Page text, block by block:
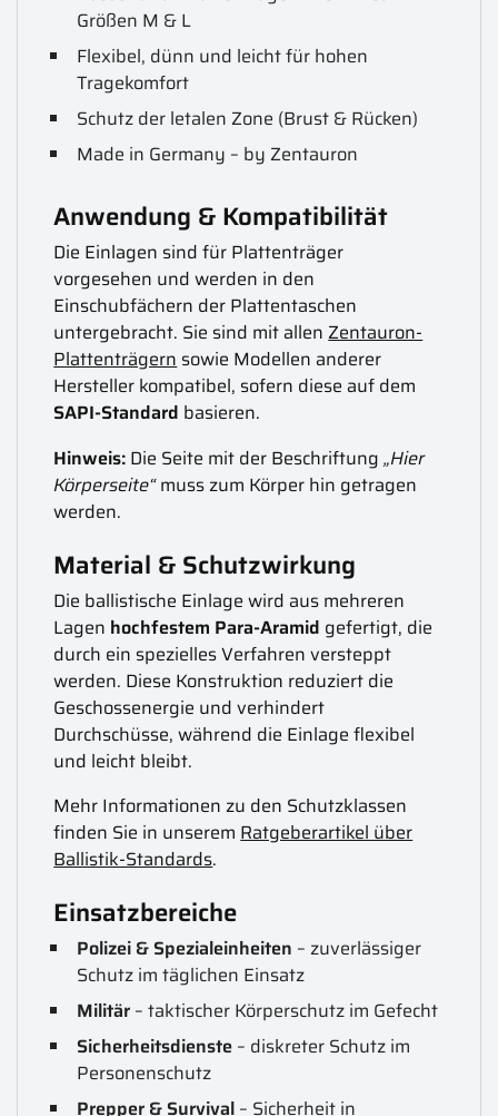
Größen M & L
Flexibel, dünn und leicht für hohen
Tragekomfort
Schutz der letalen Zone (Brust & Rücken)
Made in Germany – by Zentauron
Anwendung & Kompatibilität
Die Einlagen sind für Plattenträger
vorgesehen und werden in den
Einschubfächern der Plattentaschen
untergebracht. Sie sind mit allenZentauron-
Plattenträgernsowie Modellen anderer
Hersteller kompatibel, sofern diese auf dem
SAPI-Standard basieren.
Hinweis: Die Seite mit der Beschriftung„Hier
Körperseite“muss zum Körper hin getragen
werden.
Material & Schutzwirkung
Die ballistische Einlage wird aus mehreren
Lagen hochfestem Para-Aramid gefertigt, die
durch ein spezielles Verfahren versteppt
werden. Diese Konstruktion reduziert die
Geschossenergie und verhindert
Durchschüsse, während die Einlage flexibel
und leicht bleibt.
Mehr Informationen zu den Schutzklassen
finden Sie in unserem Ratgeberartikel über
Ballistik-Standards.
Einsatzbereiche
Polizei & Spezialeinheiten – zuverlässiger
Schutz im täglichen Einsatz
Militär – taktischer Körperschutz im Gefecht
Sicherheitsdienste – diskreter Schutz im
Personenschutz
Prepper & Survival – Sicherheit in